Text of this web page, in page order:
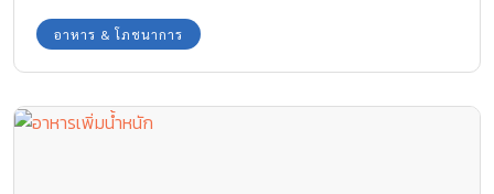
อาหาร & โภชนาการ